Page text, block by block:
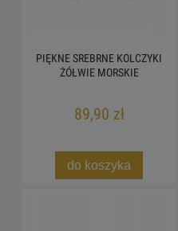
PIĘKNE SREBRNE KOLCZYKI
ŻÓŁWIE MORSKIE
89,90 zł
do koszyka